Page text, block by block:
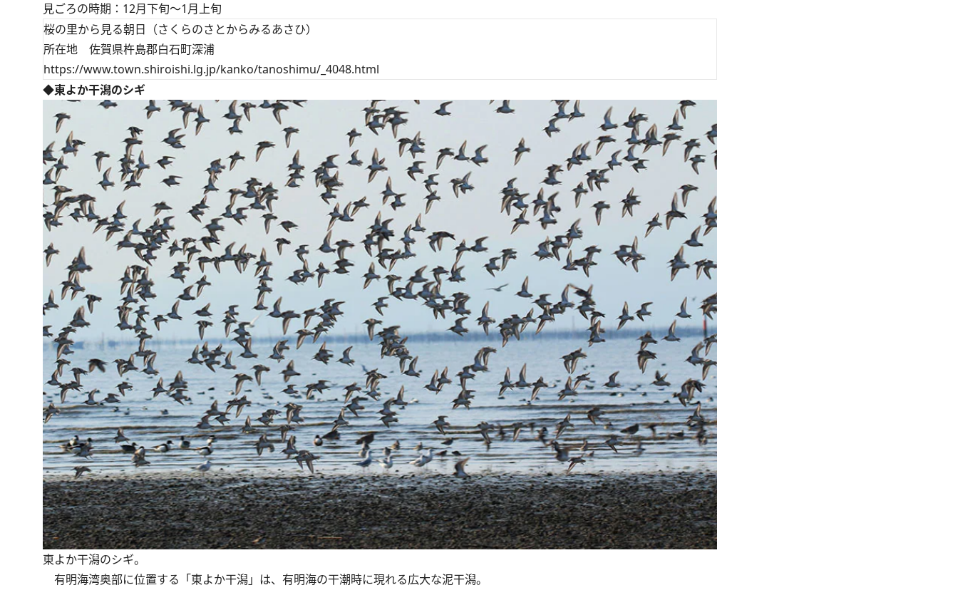
見ごろの時期：12月下旬～1月上旬
桜の里から見る朝日（さくらのさとからみるあさひ）
所在地 佐賀県杵島郡白石町深浦
https://www.town.shiroishi.lg.jp/kanko/tanoshimu/_4048.html
◆東よか干潟のシギ
東よか干潟のシギ。
有明海湾奥部に位置する「東よか干潟」は、有明海の干潮時に現れる広大な泥干潟。